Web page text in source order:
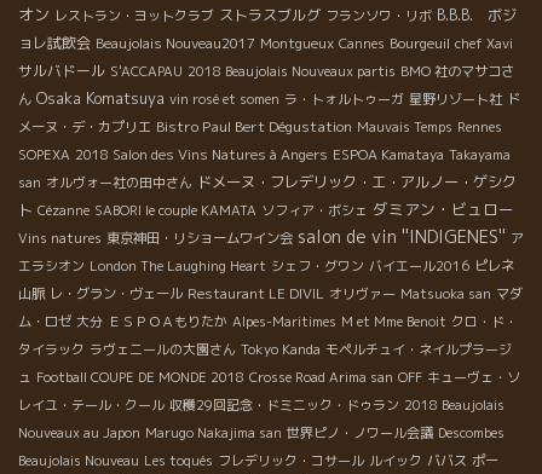
オン レストラン・ヨットクラブ ストラスブルグ フランソワ・リボ B.B.B. ボジ
ョレ試飲会 Beaujolais Nouveau2017 Montgueux Cannes Bourgeuil chef Xavi
サルバドール S'ACCAPAU 2018 Beaujolais Nouveaux partis BMO 社のマサコさ
ん Osaka Komatsuya vin rosé et somen ラ・トォルトゥーガ 星野リゾート社 ド
メーヌ・デ・カプリエ Bistro Paul Bert Dégustation Mauvais Temps Rennes
SOPEXA 2018 Salon des Vins Natures à Angers ESPOA Kamataya Takayama
san オルヴォー社の田中さん ドメーヌ・フレデリック・エ・アルノー・ゲシク
ト Cézanne SABORI le couple KAMATA ソフィア・ボシェ ダミアン・ビュロー
Vins natures 東京神田・リショームワイン会 salon de vin ''INDIGENES'' ア
エラシオン London The Laughing Heart シェフ・グワン バイエール2016 ピレネ
山脈 レ・グラン・ヴェール Restaurant LE DIVIL オリヴァー Matsuoka san マダ
ム・ロゼ 大分 ＥＳＰＯＡもりたか Alpes-Maritimes M et Mme Benoit クロ・ド・
タイラック ラヴェニールの大園さん Tokyo Kanda モペルチュイ・ネイルプラージ
ュ Football COUPE DE MONDE 2018 Crosse Road Arima san OFF キューヴェ・ソ
レイユ・テール・クール 収穫29回記念・ドミニック・ドゥラン 2018 Beaujolais
Nouveaux au Japon Marugo Nakajima san 世界ピノ・ノワール会議 Descombes
Beaujolais Nouveau Les toqués フレデリック・コサール ルイック ババス ポー